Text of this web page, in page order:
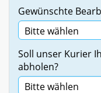
Gewünschte
Soll unser Kurier
abholen?